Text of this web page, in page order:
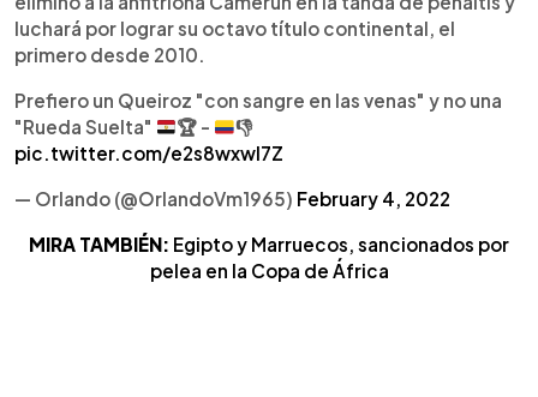
luchará por lograr su octavo título continental, el
primero desde 2010.
Prefiero un Queiroz "con sangre en las venas" y no una
"Rueda Suelta"
🏆 -
👎
pic.twitter.com/e2s8wxwl7Z
— Orlando (@OrlandoVm1965) February 4, 2022
MIRA TAMBIÉN: Egipto y Marruecos, sancionados por
pelea en la Copa de África